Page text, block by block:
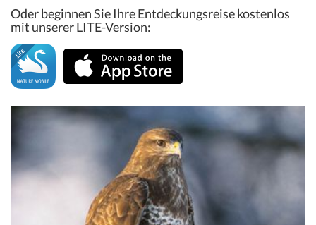
Oder beginnen Sie Ihre Entdeckungsreise kostenlos
mit unserer LITE-Version: